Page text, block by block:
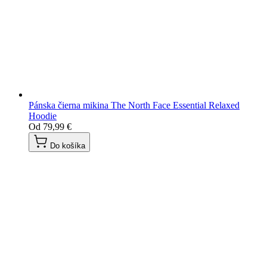
Pánska čierna mikina The North Face Essential Relaxed
Hoodie
Od 79,99 €
Do košíka